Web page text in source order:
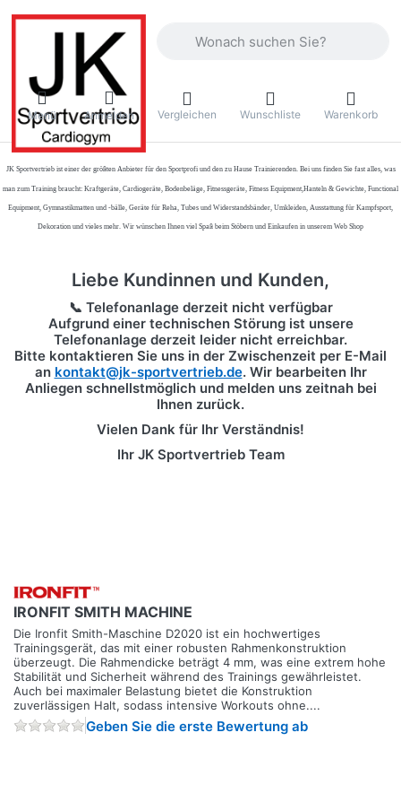
Menü Anmelden Vergleichen Wunschliste Warenkorb
JK Sportvertrieb ist einer der größten Anbieter für den Sportprofi und den zu Hause Trainierenden. Bei uns finden Sie fast alles, was
man zum Training braucht: Kraftgeräte, Cardiogeräte, Bodenbeläge, Fitnessgeräte, Fitness Equipment,Hanteln & Gewichte, Functional
Equipment, Gymnastikmatten und -bälle, Geräte für Reha, Tubes und Widerstandsbänder, Umkleiden, Ausstattung für Kampfsport,
Dekoration und vieles mehr. Wir wünschen Ihnen viel Spaß beim Stöbern und Einkaufen in unserem Web Shop
Liebe Kundinnen und Kunden,
📞 Telefonanlage derzeit nicht verfügbar
Aufgrund einer technischen Störung ist unsere
Telefonanlage derzeit leider nicht erreichbar.
Bitte kontaktieren Sie uns in der Zwischenzeit per E-Mail
an kontakt@jk-sportvertrieb.de. Wir bearbeiten Ihr
Anliegen schnellstmöglich und melden uns zeitnah bei
Ihnen zurück.
Vielen Dank für Ihr Verständnis!
Ihr JK Sportvertrieb Team
IRONFIT SMITH MACHINE
Die Ironfit Smith-Maschine D2020 ist ein hochwertiges
Trainingsgerät, das mit einer robusten Rahmenkonstruktion
überzeugt. Die Rahmendicke beträgt 4 mm, was eine extrem hohe
Stabilität und Sicherheit während des Trainings gewährleistet.
Auch bei maximaler Belastung bietet die Konstruktion
zuverlässigen Halt, sodass intensive Workouts ohne....
Geben Sie die erste Bewertung ab